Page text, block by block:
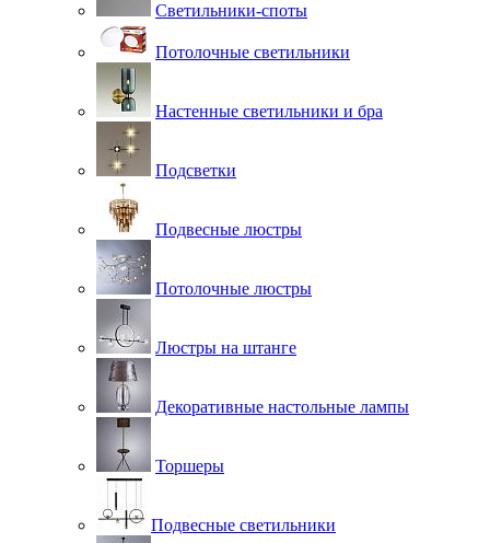
Светильники-споты
Потолочные светильники
Настенные светильники и бра
Подсветки
Подвесные люстры
Потолочные люстры
Люстры на штанге
Декоративные настольные лампы
Торшеры
Подвесные светильники